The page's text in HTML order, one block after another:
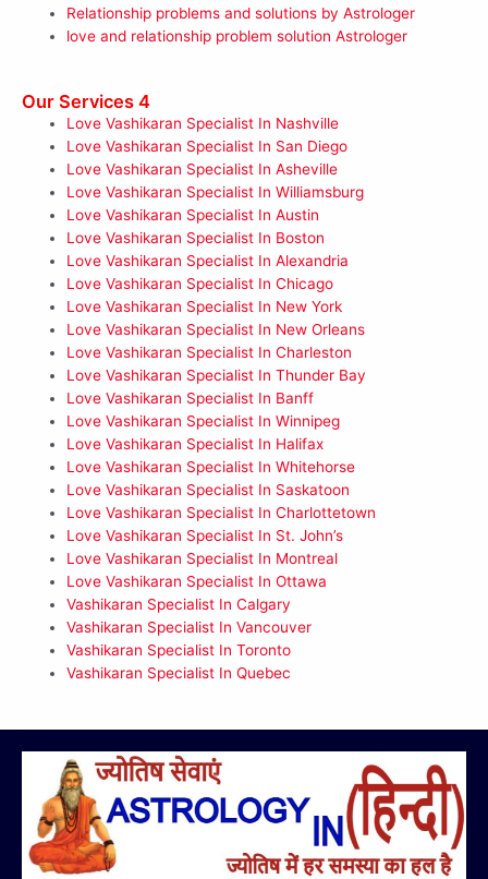
Relationship problems and solutions by Astrologer
love and relationship problem solution Astrologer
Our Services 4
Love Vashikaran Specialist In Nashville
Love Vashikaran Specialist In San Diego
Love Vashikaran Specialist In Asheville
Love Vashikaran Specialist In Williamsburg
Love Vashikaran Specialist In Austin
Love Vashikaran Specialist In Boston
Love Vashikaran Specialist In Alexandria
Love Vashikaran Specialist In Chicago
Love Vashikaran Specialist In New York
Love Vashikaran Specialist In New Orleans
Love Vashikaran Specialist In Charleston
Love Vashikaran Specialist In Thunder Bay
Love Vashikaran Specialist In Banff
Love Vashikaran Specialist In Winnipeg
Love Vashikaran Specialist In Halifax
Love Vashikaran Specialist In Whitehorse
Love Vashikaran Specialist In Saskatoon
Love Vashikaran Specialist In Charlottetown
Love Vashikaran Specialist In St. John’s
Love Vashikaran Specialist In Montreal
Love Vashikaran Specialist In Ottawa
Vashikaran Specialist In Calgary
Vashikaran Specialist In Vancouver
Vashikaran Specialist In Toronto
Vashikaran Specialist In Quebec